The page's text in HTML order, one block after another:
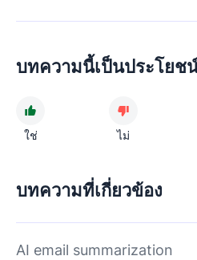
บทความนี้เป็นประโยช
ใช่ ไม่
บทความที่เกี่ยวข้อง
AI email summarization